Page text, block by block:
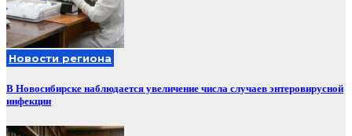
Новости региона
В Новосибирске наблюдается увеличение числа случаев энтеровирусной
инфекции